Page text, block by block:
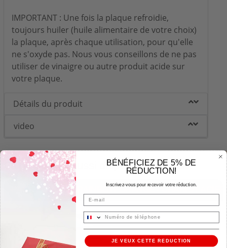
IMPORTANT : Une fois la plaque refroidie,
toujours huiler (huile alimentaire de votre choix)
la plaque, après chaque utilisation, pour qu'elle
ne s'oxyde pas. Nous vous conseillons de ne pas
utiliser de vinaigre ou autre produit acide sur
votre plaque.
Détails du produit
video
Ce produit est aussi disponible en pack
PACK PLANCHA RAINBOW ORANGE - CHARIOT ACIER
BÉNÉFICIEZ DE 5% DE
RÉDUCTION!
Inscrivez-vous pour recevoir votre réduction.
Email
JE VEUX CETTE REDUCTION